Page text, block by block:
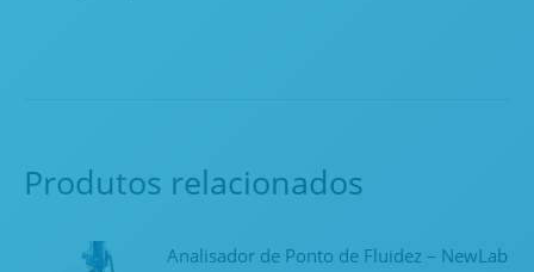
Produtos relacionados
Analisador de Ponto de Fluidez – NewLab